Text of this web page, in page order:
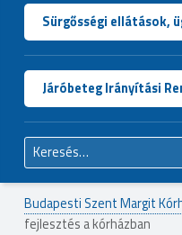
Sürgősségi ellátások,
Járóbeteg Irányítási
Keresés:
Budapesti Szent Margit
fejlesztés a kórházban